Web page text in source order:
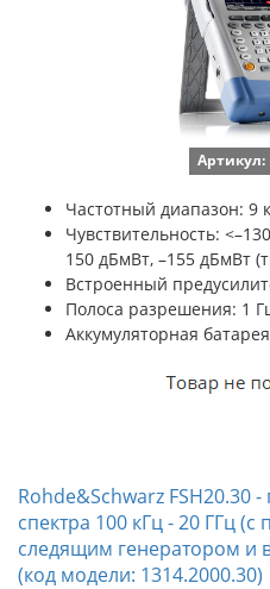
Артикул:
Частотный диапазон: 9
Чувствительность:
150 дБмВт, –155 дБмВт
Встроенный
Полоса разрешения: 1
Аккумуляторная
Rohde&Schwarz FSH20.30
спектра 100 кГц - 20 ГГц (с
следящим генератором и
(код модели: 1314.2000.30)